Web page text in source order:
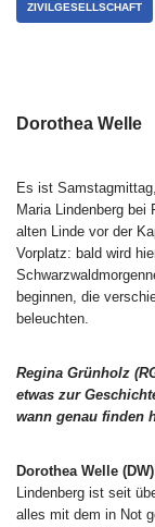
ZIVILGESELLSCHAFT
Dorothea Welle
Es ist
Maria Lindenberg
alten Linde vor der
Vorplatz: bald wird
beginnen, die
beleuchten.
Regina Grünholz
etwas zur
wann genau finden
Dorothea Welle
Lindenberg ist seit
alles mit dem in Not